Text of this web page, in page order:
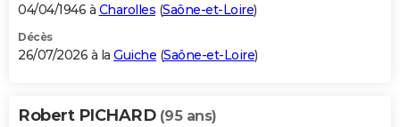
04/04/1946 à Charolles (Saône-et-Loire)
Décès
26/07/2026 à la Guiche (Saône-et-Loire)
Robert PICHARD (95 ans)